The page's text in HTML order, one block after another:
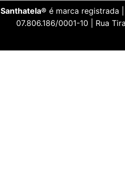
Santhatela® é marca registrada |
07.806.186/0001-10 | Rua